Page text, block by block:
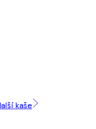
kaše